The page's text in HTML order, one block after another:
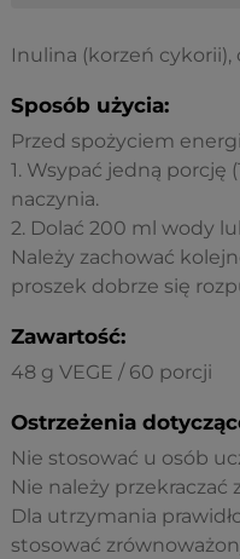
Inulina (korzeń
Sposób użycia:
Przed spożyciem
1. Wsypać jedną porcję
naczynia.
2. Dolać 200 ml wody
Należy zachować
proszek dobrze się
Zawartość:
48 g VEGE / 60 porcji
Ostrzeżenia
Nie stosować u osób
Nie należy przekraczać
Dla utrzymania
stosować